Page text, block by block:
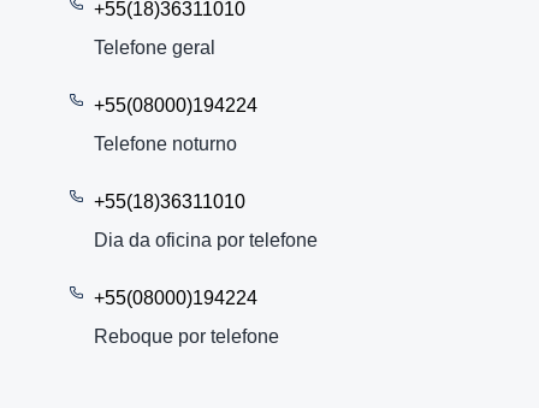
+55(18)36311010
Telefone geral
+55(08000)194224
Telefone noturno
+55(18)36311010
Dia da oficina por telefone
+55(08000)194224
Reboque por telefone